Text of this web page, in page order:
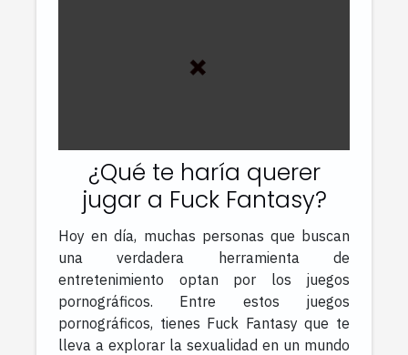
¿Qué te haría querer
jugar a Fuck Fantasy?
Hoy en día, muchas personas que buscan
una verdadera herramienta de
entretenimiento optan por los juegos
pornográficos. Entre estos juegos
pornográficos, tienes Fuck Fantasy que te
lleva a explorar la sexualidad en un mundo